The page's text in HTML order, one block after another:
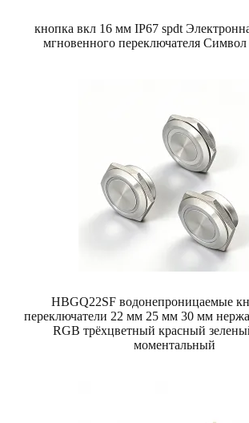
кнопка вкл 16 мм IP67 spdt
мгновенного переключателя
HBGQ22SF водонепроницаемые
переключатели 22 мм 25 мм 30 мм
RGB трёхцветный красный
моментальный